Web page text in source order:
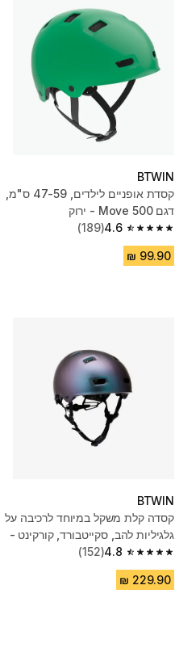
BTWIN
קסדת אופניים לילדים, 47-59 ס"מ,
דגם Move 500 - ירוק
4.6
4.6 out of 5 stars from 189 reviews
(189)
BTWIN
קסדה קלת משקל במיוחד לרכיבה על
גלגיליות להב, סקייטבורד, קורקינט -
סגול בהיר 4.8
4.8 out of 5 stars from 152 reviews
(152)